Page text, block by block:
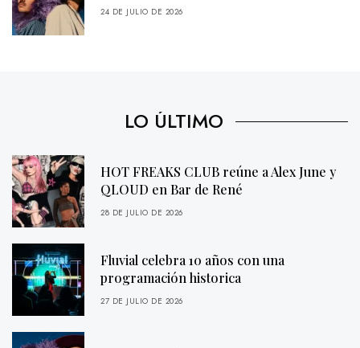
24 DE JULIO DE 2026
LO ÚLTIMO
HOT FREAKS CLUB reúne a Alex June y
QLOUD en Bar de René
28 DE JULIO DE 2026
Fluvial celebra 10 años con una
programación historica
27 DE JULIO DE 2026